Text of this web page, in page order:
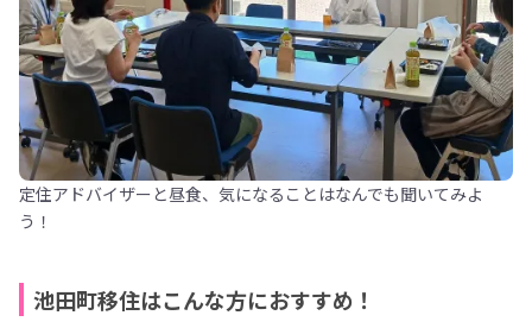
定住アドバイザーと昼食、気になることはなんでも聞いてみよ
う！
池田町移住はこんな方におすすめ！